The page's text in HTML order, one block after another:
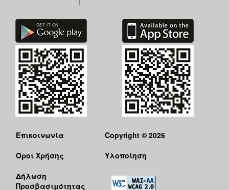
Επικοινωνία
Όροι Χρήσης
Δήλωση
Προσβασιμότητας
Copyright © 2026
Υλοποίηση